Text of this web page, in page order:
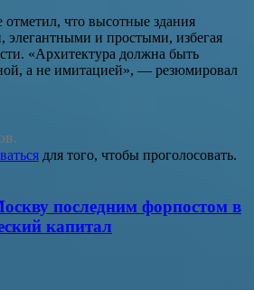
что высотные здания
элегантными и простыми, избегая
«Архитектура должна быть
а не имитацией», — резюмировал
для того, чтобы проголосовать.
последним форпостом в
капитал